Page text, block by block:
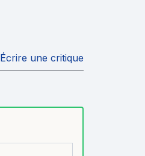
Écrire une critique